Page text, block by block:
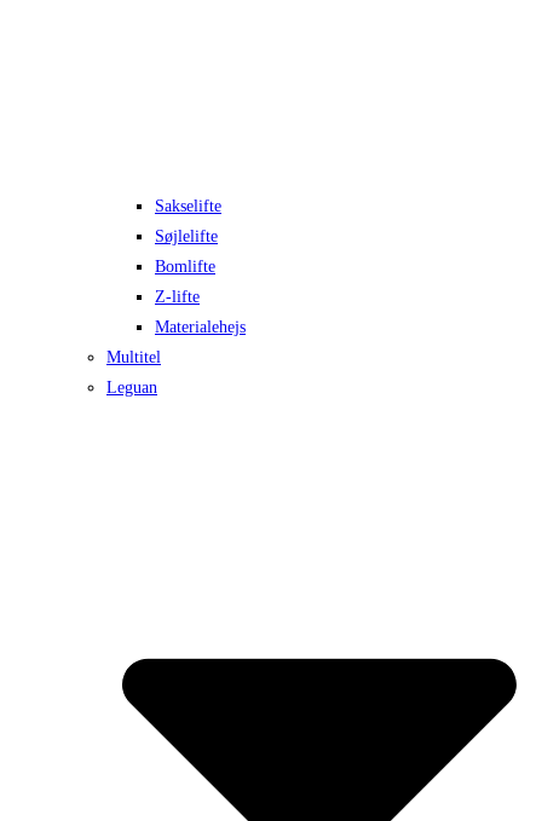
Sakselifte
Søjlelifte
Bomlifte
Z-lifte
Materialehejs
Multitel
Leguan